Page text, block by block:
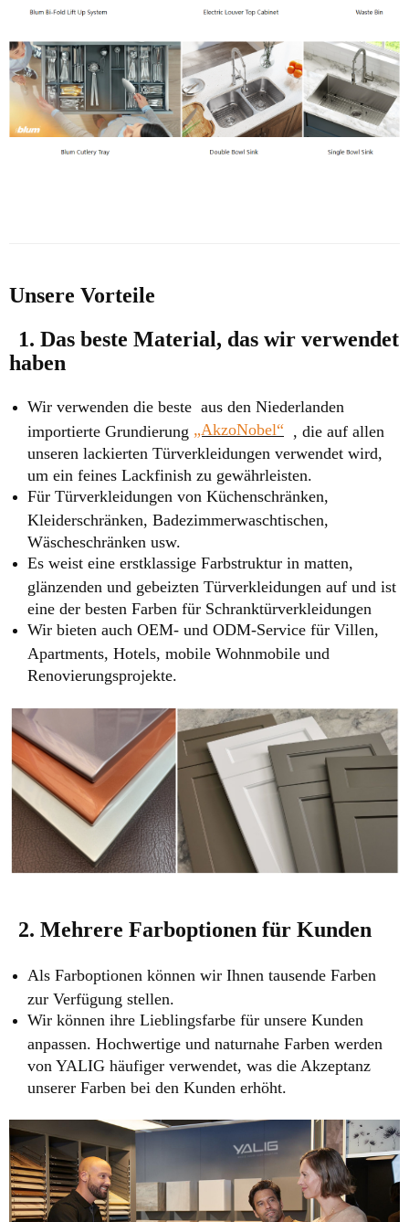
Unsere Vorteile
1. Das beste Material, das wir verwendet
haben
Wir verwenden die beste aus den Niederlanden
importierte Grundierung „AkzoNobel“ , die auf allen
unseren lackierten Türverkleidungen verwendet wird,
um ein feines Lackfinish zu gewährleisten.
Für Türverkleidungen von Küchenschränken,
Kleiderschränken, Badezimmerwaschtischen,
Wäscheschränken usw.
Es weist eine erstklassige Farbstruktur in matten,
glänzenden und gebeizten Türverkleidungen auf und ist
eine der besten Farben für Schranktürverkleidungen
Wir bieten auch OEM- und ODM-Service für Villen,
Apartments, Hotels, mobile Wohnmobile und
Renovierungsprojekte.
2. Mehrere Farboptionen für Kunden
Als Farboptionen können wir Ihnen tausende Farben
zur Verfügung stellen.
Wir können ihre Lieblingsfarbe für unsere Kunden
anpassen. Hochwertige und naturnahe Farben werden
von YALIG häufiger verwendet, was die Akzeptanz
unserer Farben bei den Kunden erhöht.